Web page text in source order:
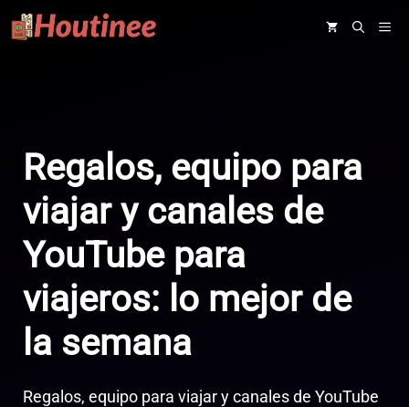
Saltar
al
Regalos, equipo para
viajar y canales de
YouTube para
viajeros: lo mejor de
la semana
Regalos, equipo para viajar y canales de YouTube